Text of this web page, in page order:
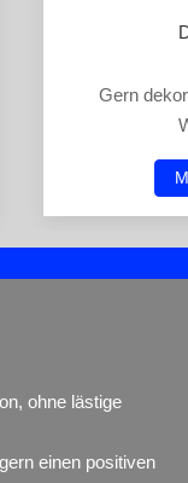
Gern
ohne lästige
einen positiven